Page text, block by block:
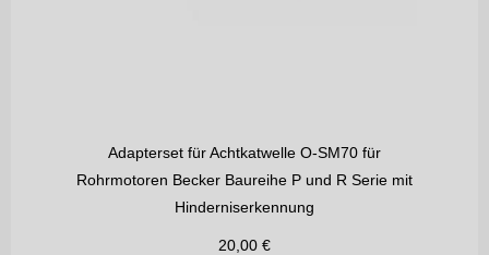
Adapterset für Achtkatwelle O-SM70 für
Rohrmotoren Becker Baureihe P und R Serie mit
Hinderniserkennung
20,00 €